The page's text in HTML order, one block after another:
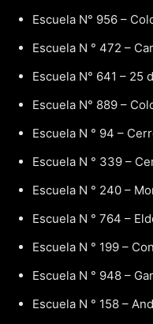
Escuela N° 956 –
Escuela N ° 472 –
Escuela N° 641 – 25
Escuela N° 889 –
Escuela N ° 94 –
Escuela N ° 339 –
Escuela N ° 240 –
Escuela N ° 764 –
Escuela N ° 199 –
Escuela N ° 948 –
Escuela N ° 158 –